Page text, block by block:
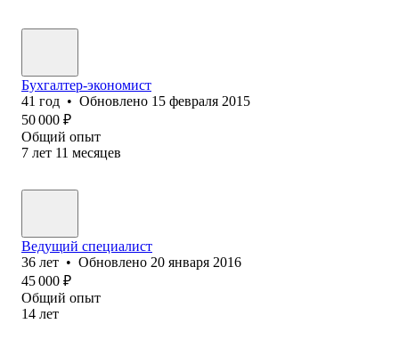
Бухгалтер-экономист
41 год • Обновлено 15 февраля 2015
50 000 ₽
Общий опыт
7 лет 11 месяцев
Ведущий специалист
36 лет • Обновлено 20 января 2016
45 000 ₽
Общий опыт
14 лет